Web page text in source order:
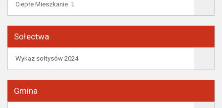
Ciepłe Mieszkanie
Sołectwa
Wykaz sołtysów 2024
Gmina